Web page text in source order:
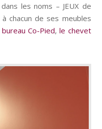
les noms – JEUX de
chacun de ses meubles
Co-Pied,le chevet